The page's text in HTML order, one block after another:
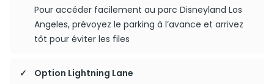
Pour accéder facilement au parc Disneyland Los
Angeles, prévoyez le parking à l’avance et arrivez
tôt pour éviter les files
Option Lightning Lane